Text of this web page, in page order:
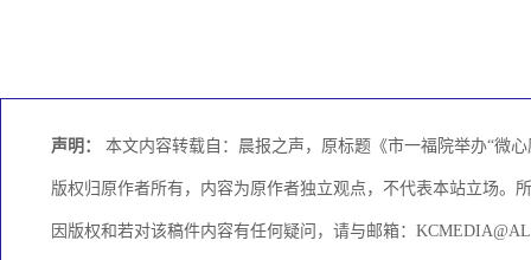
声明： 本文内容转载自：晨报之声，原标题《市一福院举办“微
版权归原作者所有，内容为原作者独立观点，不代表本站立场。
因版权和若对该稿件内容有任何疑问，请与邮箱：